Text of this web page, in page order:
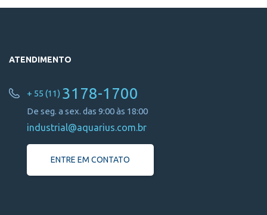
ATENDIMENTO
+ 55 (11) 3178-1700
De seg. a sex. das 9:00 às 18:00
industrial@aquarius.com.br
ENTRE EM CONTATO